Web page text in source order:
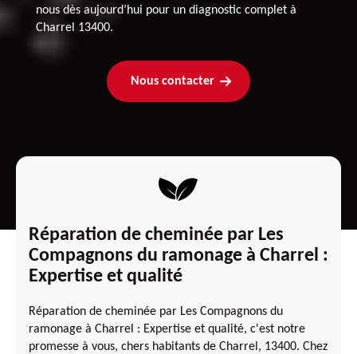
nous dès aujourd’hui pour un diagnostic complet à
Charrel 13400.
Nous contacter
Réparation de cheminée par Les
Compagnons du ramonage à Charrel :
Expertise et qualité
Réparation de cheminée par Les Compagnons du
ramonage à Charrel : Expertise et qualité, c'est notre
promesse à vous, chers habitants de Charrel, 13400. Chez